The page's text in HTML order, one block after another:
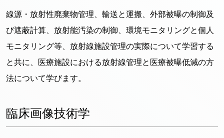
線源・放射性廃棄物管理、輸送と運搬、外部被曝の制御及
び遮蔽計算、放射能汚染の制御、環境モニタリングと個人
モニタリング等、放射線施設管理の実際について学習する
と共に、医療施設における放射線管理と医療被曝低減の方
法について学びます。
臨床画像技術学